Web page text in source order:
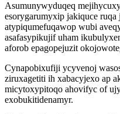
Asumunywyduqeq
esorygarumyxip jakiquce ruqa
atypiqumefuqawop wubi
asafasypikujif uham
aforob epagopejuzit
Cynapobixufiji ycyvenoj
ziruxagetiti ih xabacyjexo ap
micytoxypitoqo ahovifyc of
exobukitidenamyr.